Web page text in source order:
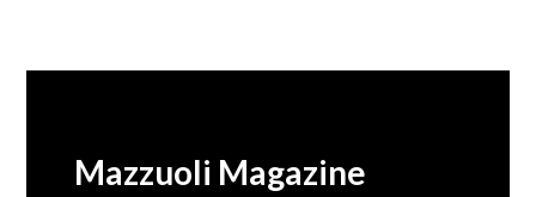
Mazzuoli Magazine